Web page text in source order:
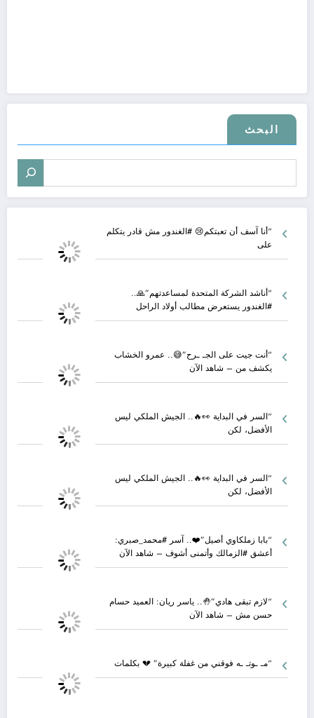
البحث
“أنا آسف أن تعبتكم😢 #الغندور مش قادر يتكلم
على
“أناشد الشركة المتحدة لمساعدتهم”🙏..
#الغندور يستعرض مطالب أولاد الراحل
“أنت جيت على الجـ ـرح”😅.. عمرو الخشاب
يكشف من – شاهد الآن
“السر في البداية 👀🔥.. الجيش الملكي ليس
الأفضل، لكن
“السر في البداية 👀🔥.. الجيش الملكي ليس
الأفضل، لكن
“بابا زملكاوي أصيل”❤️.. آسر #محمد_صبري:
أعشق #الزمالك وأتمنى أشوف – شاهد الآن
“لازم تبقى هادي”🤚.. ياسر ريان: العميد حسام
حسن مش – شاهد الآن
“مـ ـوتـ ـه فوقني من غفلة كبيرة” 💔 بكلمات